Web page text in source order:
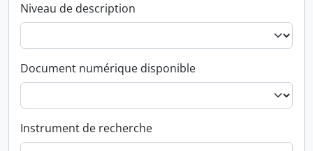
Niveau de description
Document numérique disponible
Instrument de recherche